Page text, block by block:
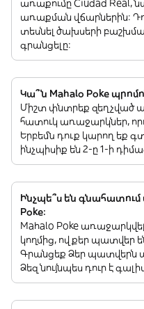
առաքումը Ciudad Real,
առաքման վճարներին:
տեսնել ծախսերի
գրանցելը:
Կա՞ն Mahalo Poke
Միշտ փնտրեք զեղչված
հատուկ առաջարկներ,
Երբեմն դուք կարող եք
ինչպիսիք են 2-ը 1-ի
Ինչպե՞ս են գնահատում
Poke:
Mahalo Poke
կողմից, ովքեր պատվեր
Գրանցեք Ձեր պատվերն
Ձեզ նույնպես դուր է